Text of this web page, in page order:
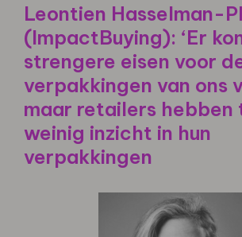
Leontien Hasselman-
(ImpactBuying): ‘Er
strengere eisen voor
verpakkingen van ons
maar retailers hebben
weinig inzicht in hun
verpakkingen